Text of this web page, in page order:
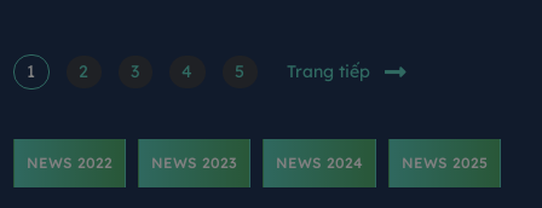
phần Đồng Tâm là đơn vị phối hợp tổ chức.
1 2 3 4 5 Trang tiếp
NEWS 2022 NEWS 2023 NEWS 2024 NEWS 2025